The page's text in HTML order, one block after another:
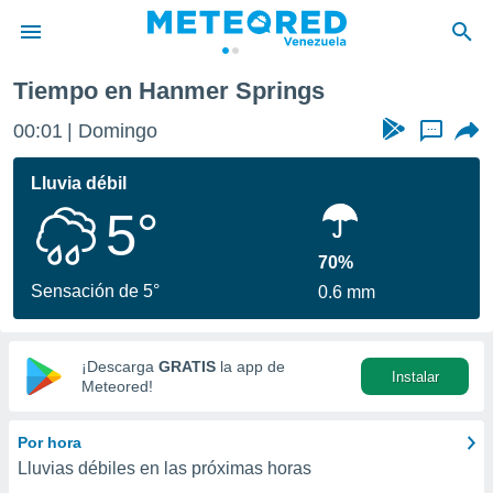
de
ha
para
que se
calidad.
a este
las
y
digital
basada
Tiempo en Hanmer Springs
00:01 Domingo ...
Lluvia débil
5°
Sensación de 5°
70%
0.6 mm
¡Descarga GRATIS la app de
Meteored!
Instalar
Por hora
Lluvias débiles en las próximas horas